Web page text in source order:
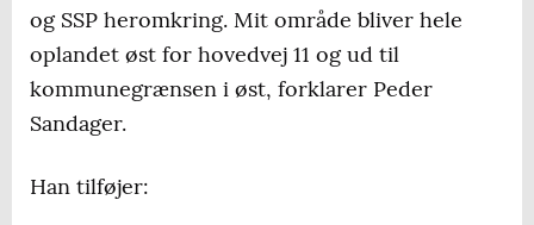
og SSP heromkring. Mit område bliver hele
oplandet øst for hovedvej 11 og ud til
kommunegrænsen i øst, forklarer Peder
Sandager.
Han tilføjer: